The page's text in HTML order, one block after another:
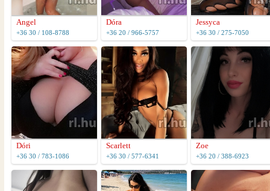
Angel
+36 30 / 108-8788
Dóra
+36 20 / 966-5757
Jessyca
+36 30 / 275-7050
Dóri
+36 30 / 783-1086
Scarlett
+36 30 / 577-6341
Zoe
+36 20 / 388-6923